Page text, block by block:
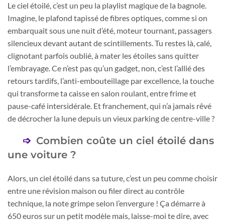
Le ciel étoilé, c’est un peu la playlist magique de la bagnole.
Imagine, le plafond tapissé de fibres optiques, comme si on
embarquait sous une nuit d’été, moteur tournant, passagers
silencieux devant autant de scintillements. Tu restes là, calé,
clignotant parfois oublié, à mater les étoiles sans quitter
l’embrayage. Ce n’est pas qu’un gadget, non, c’est l’allié des
retours tardifs, l’anti-embouteillage par excellence, la touche
qui transforme ta caisse en salon roulant, entre frime et
pause-café intersidérale. Et franchement, qui n’a jamais rêvé
de décrocher la lune depuis un vieux parking de centre-ville ?
Combien coûte un ciel étoilé dans
une voiture ?
Alors, un ciel étoilé dans sa tuture, c’est un peu comme choisir
entre une révision maison ou filer direct au contrôle
technique, la note grimpe selon l’envergure ! Ça démarre à
650 euros sur un petit modèle mais, laisse-moi te dire, avec